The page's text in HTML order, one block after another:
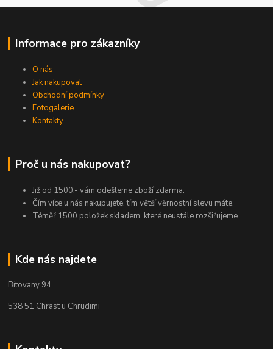
Informace pro zákazníky
O nás
Jak nakupovat
Obchodní podmínky
Fotogalerie
Kontakty
Proč u nás nakupovat?
Již od 1500,- vám odešleme zboží zdarma.
Čím více u nás nakupujete, tím větší věrnostní slevu máte.
Téměř 1500 položek skladem, které neustále rozšiřujeme.
Kde nás najdete
Bítovany 94
538 51 Chrast u Chrudimi